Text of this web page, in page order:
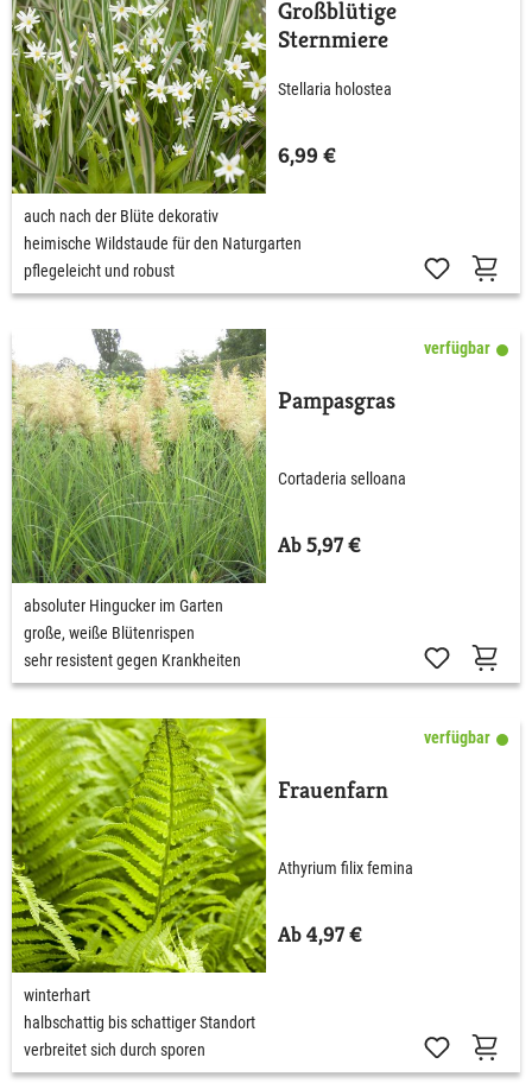
Großblütige
Sternmiere
Stellaria holostea
6,99 €
auch nach der Blüte dekorativ
heimische Wildstaude für den Naturgarten
pflegeleicht und robust
verfügbar
Pampasgras
Cortaderia selloana
Ab 5,97 €
absoluter Hingucker im Garten
große, weiße Blütenrispen
sehr resistent gegen Krankheiten
verfügbar
Frauenfarn
Athyrium filix femina
Ab 4,97 €
winterhart
halbschattig bis schattiger Standort
verbreitet sich durch sporen